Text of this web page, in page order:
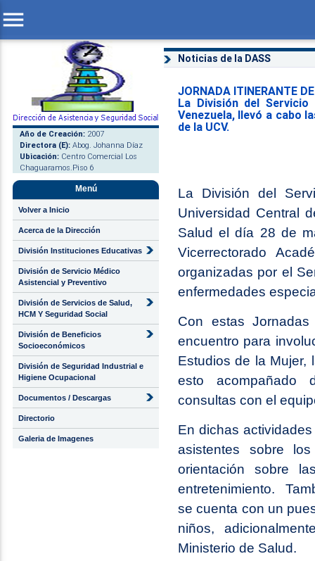
menu
Año de Creación: 2007
Directora (E): Abog. Johanna Díaz
Ubicación: Centro Comercial Los
Chaguaramos.Piso 6
Menú
Volver a Inicio
Acerca de la Dirección
División Instituciones Educativas
División de Servicio Médico
Asistencial y Preventivo
División de Servicios de Salud,
HCM Y Seguridad Social
División de Beneficios
Socioeconómicos
División de Seguridad Industrial e
Higiene Ocupacional
Documentos / Descargas
Directorio
Galeria de Imagenes
Noticias de la DASS
JORNADA ITINERANTE
La División del
Venezuela, llevó a cabo
de la UCV.
La División del
Universidad Central
Salud el día 28 de
Vicerrectorado
organizadas por el
enfermedades
Con estas
encuentro para
Estudios de la Mujer,
esto acompañado
consultas con el
En dichas
asistentes sobre
orientación sobre
entretenimiento.
se cuenta con un
niños,
Ministerio de Salud.